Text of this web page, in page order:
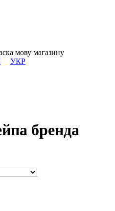
мову магазину
УКР
бренда